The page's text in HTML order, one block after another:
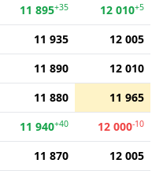
11 895+35 12 010+5
11 935
12 005
11 890
12 010
11 880
11 965
11 940+40 12 000-10
11 870 12 005